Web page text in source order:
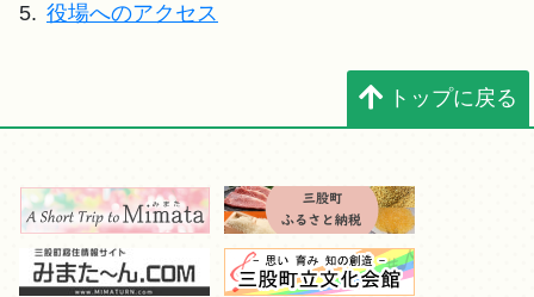
5. 役場へのアクセス
トップに戻る